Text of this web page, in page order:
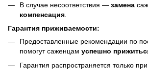
В случае несоответствия — замена
компенсация
Гарантия приживаемости:
Предоставленные рекомендации по
помогут саженцам успешно
Гарантия распространяется только при